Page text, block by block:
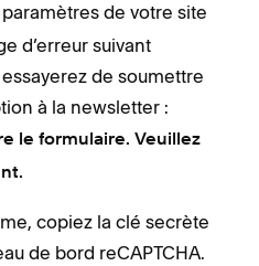
de votre site
d’erreur suivant
de soumettre
à la newsletter :
le formulaire. Veuillez
copiez la clé secrète
de bord reCAPTCHA.